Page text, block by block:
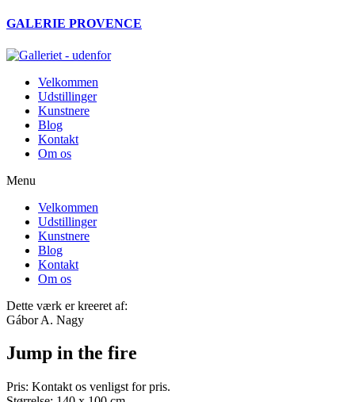
Videre
indhold
GALERIE PROVENCE
Velkommen
Udstillinger
Kunstnere
Blog
Kontakt
Om os
Menu
Velkommen
Udstillinger
Kunstnere
Blog
Kontakt
Om os
Dette værk er kreeret af:
Gábor A. Nagy
Jump in the fire
Pris: Kontakt os venligst for pris.